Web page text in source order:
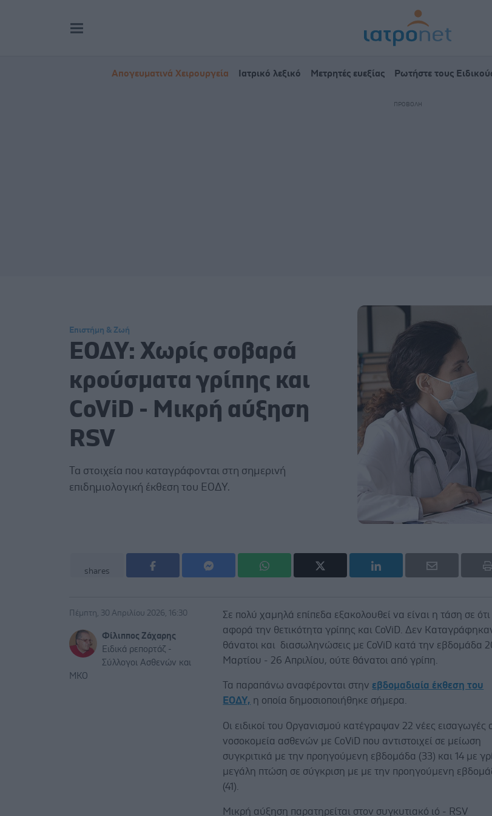
Απογευματινά Χειρουργεία Ιατρικό λεξικό Μετρητές ευεξίας Ρωτήστε τους
Επιστήμη & Ζωή
ΕΟΔΥ: Χωρίς σοβαρά
κρούσματα γρίπης και
CoViD - Mικρή αύξηση
RSV
Τα στοιχεία που καταγράφονται στη σημερινή
επιδημιολογική έκθεση του ΕΟΔΥ.
shares
Πέμπτη, 30 Απριλίου 2026, 16:30
Φίλιππος Ζάχαρης
Ειδικά ρεπορτάζ -
Σύλλογοι Ασθενών και
ΜΚΟ
Σε πολύ χαμηλά επίπεδα εξακολουθεί να είναι η τάση σε ότι
αφορά την θετικότητα γρίπης και CoViD. Δεν
θάνατοι και διασωληνώσεις με CoViD κατά την εβδομάδα
Μαρτίου - 26 Απριλίου, ούτε θάνατοι από γρίπη.
Τα παραπάνω αναφέρονται στην εβδομαδιαία έκθεση του
ΕΟΔΥ, η οποία δημοσιοποιήθηκε σήμερα.
Οι ειδικοί του Οργανισμού κατέγραψαν 22 νέες εισαγωγές
νοσοκομεία ασθενών με CοViD που αντιστοιχεί σε μείωση
συγκριτικά με την προηγούμενη εβδομάδα (33) και 14 με
μεγάλη πτώση σε σύγκριση με με την προηγούμενη
(41).
Μικρή αύξηση παρατηρείται στον συγκυτιακό ιό - RSV